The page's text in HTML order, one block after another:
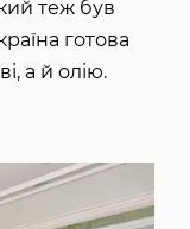
теж був
готова
а й олію.